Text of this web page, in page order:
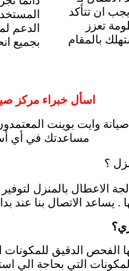
بجميع
ان تتأكد
تعزز
بالمقام
اسأل خبراء مركز
وايت بوينت
مساعدتك في أي
؟
يساعد الاتصال بنا عند
الفحص الدقيق
التي بحاجة الي